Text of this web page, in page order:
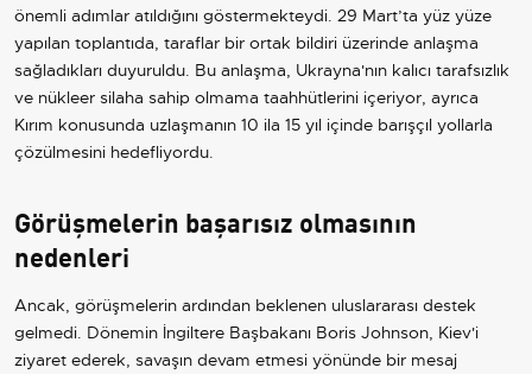
önemli adımlar atıldığını göstermekteydi. 29 Mart’ta yüz yüze
yapılan toplantıda, taraflar bir ortak bildiri üzerinde anlaşma
sağladıkları duyuruldu. Bu anlaşma, Ukrayna'nın kalıcı tarafsızlık
ve nükleer silaha sahip olmama taahhütlerini içeriyor, ayrıca
Kırım konusunda uzlaşmanın 10 ila 15 yıl içinde barışçıl yollarla
çözülmesini hedefliyordu.
Görüşmelerin başarısız olmasının
nedenleri
Ancak, görüşmelerin ardından beklenen uluslararası destek
gelmedi. Dönemin İngiltere Başbakanı Boris Johnson, Kiev'i
ziyaret ederek, savaşın devam etmesi yönünde bir mesaj